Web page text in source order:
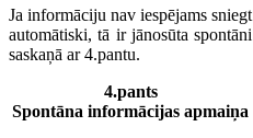
Ja informāciju nav iespējams sniegt
automātiski, tā ir jānosūta spontāni
saskaņā ar 4.pantu.
4.pants
Spontāna informācijas apmaiņa